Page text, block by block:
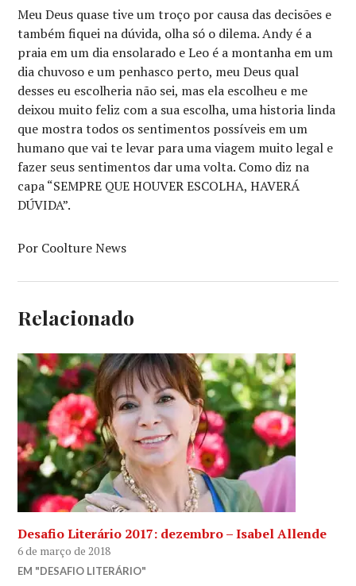
Meu Deus quase tive um troço por causa das decisões e
também fiquei na dúvida, olha só o dilema. Andy é a
praia em um dia ensolarado e Leo é a montanha em um
dia chuvoso e um penhasco perto, meu Deus qual
desses eu escolheria não sei, mas ela escolheu e me
deixou muito feliz com a sua escolha, uma historia linda
que mostra todos os sentimentos possíveis em um
humano que vai te levar para uma viagem muito legal e
fazer seus sentimentos dar uma volta. Como diz na
capa “SEMPRE QUE HOUVER ESCOLHA, HAVERÁ
DÚVIDA”.
Por Coolture News
Relacionado
Desafio Literário 2017: dezembro – Isabel Allende
6 de março de 2018
EM "DESAFIO LITERÁRIO"